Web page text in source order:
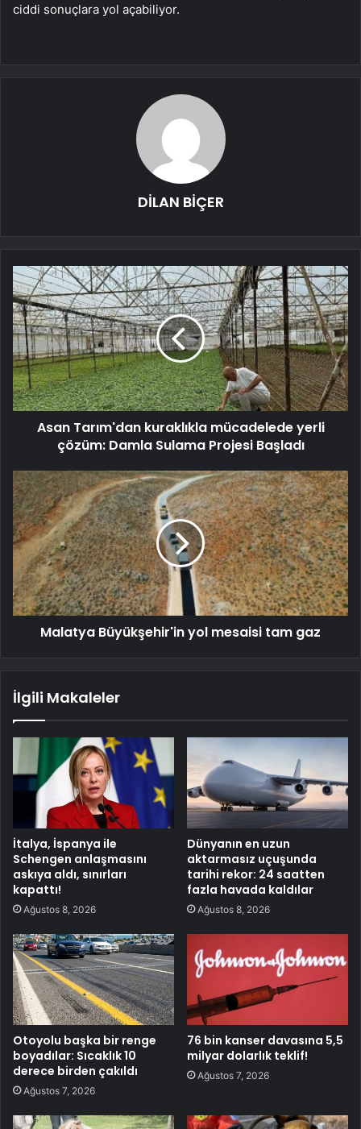
ciddi sonuçlara yol açabiliyor.
DİLAN BİÇER
Asan Tarım'dan kuraklıkla mücadelede yerli
çözüm: Damla Sulama Projesi Başladı
Malatya Büyükşehir'in yol mesaisi tam gaz
İlgili Makaleler
İtalya, İspanya ile
Schengen anlaşmasını
askıya aldı, sınırları
kapattı!
Ağustos 8, 2026
Dünyanın en uzun
aktarmasız uçuşunda
tarihi rekor: 24 saatten
fazla havada kaldılar
Ağustos 8, 2026
Otoyolu başka bir renge
boyadılar: Sıcaklık 10
derece birden çakıldı
Ağustos 7, 2026
76 bin kanser davasına 5,5
milyar dolarlık teklif!
Ağustos 7, 2026